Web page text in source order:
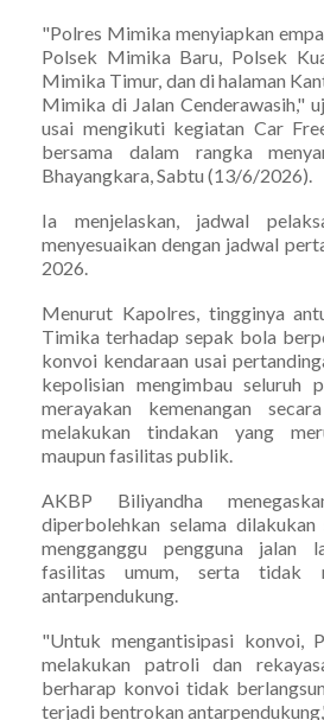
"Polres Mimika menyiapkan
Polsek Mimika Baru, Polsek
Mimika Timur, dan di halaman
Mimika di Jalan Cenderawasih,"
usai mengikuti kegiatan Car
bersama dalam rangka
Bhayangkara, Sabtu (13/6/2026).
Ia menjelaskan, jadwal
menyesuaikan dengan jadwal
2026.
Menurut Kapolres, tingginya
Timika terhadap sepak bola
konvoi kendaraan usai
kepolisian mengimbau seluruh
merayakan kemenangan
melakukan tindakan yang
maupun fasilitas publik.
AKBP Biliyandha
diperbolehkan selama
mengganggu pengguna jalan
fasilitas umum, serta tidak
antarpendukung.
"Untuk mengantisipasi konvoi,
melakukan patroli dan
berharap konvoi tidak
terjadi bentrokan